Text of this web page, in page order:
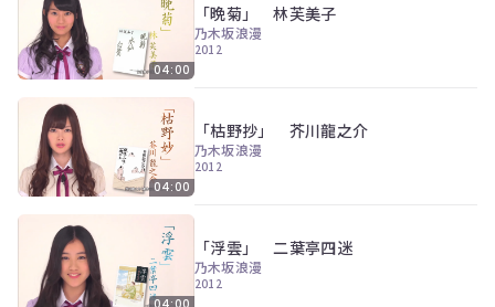
04:00
「晩菊」 林芙美子
乃木坂浪漫
2012
04:00
「枯野抄」 芥川龍之介
乃木坂浪漫
2012
「浮雲」 二葉亭四迷
乃木坂浪漫
2012